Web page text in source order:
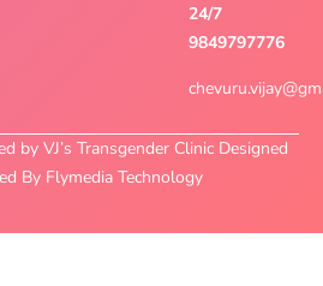
24/7
9849797776
by VJ’s Transgender Clinic Designed
By Flymedia Technology